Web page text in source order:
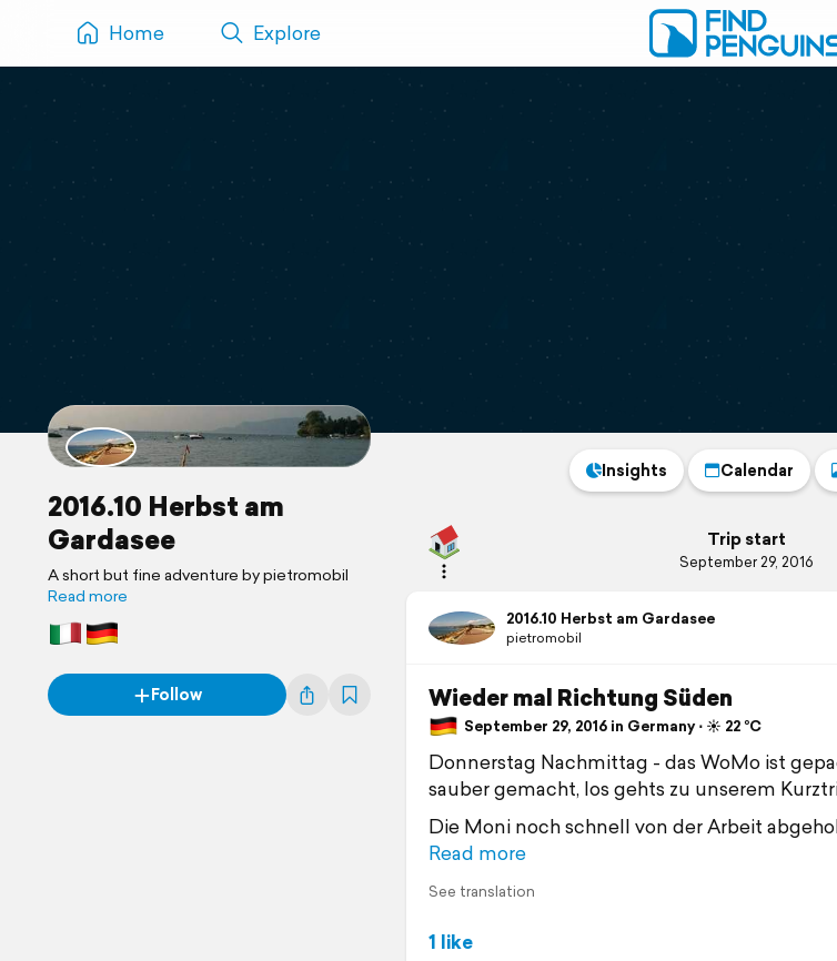
Home Explore
2016.10 Herbst am
Gardasee
A short but fine adventure by pietromobil
Read more
Follow
Insights Calendar
Trip start
September 29, 2016
2016.10 Herbst am Gardasee
pietromobil
Wieder mal Richtung Süden
September 29, 2016 in Germany ⋅ ☀️ 22 °C
Donnerstag Nachmittag - das WoMo ist
sauber gemacht, los gehts zu unserem
Die Moni noch schnell von der Arbeit
Read more
See translation
1 like